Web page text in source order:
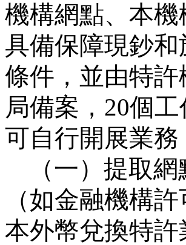
機構網點、本
具備保障現鈔
條件，並由特
局備案， 20個工
可自行開展業務
（一）提取
（如金融機構
本外幣兌換特